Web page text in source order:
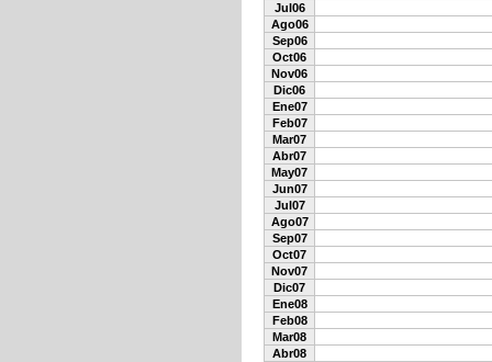
Jul06
Ago06
Sep06
Oct06
Nov06
Dic06
Ene07
Feb07
Mar07
Abr07
May07
Jun07
Jul07
Ago07
Sep07
Oct07
Nov07
Dic07
Ene08
Feb08
Mar08
Abr08